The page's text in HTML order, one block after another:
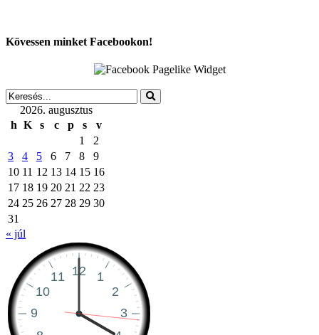
Kövessen minket Facebookon!
2026. augusztus
h K s c p s
v
1
2
3
4 5 6 7 8
9
10 11 12 13 14 15 16
17 18 19 20 21 22 23
24 25 26 27 28 29 30
31
« júl